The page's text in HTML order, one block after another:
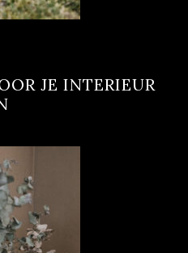
JE INTERIEUR